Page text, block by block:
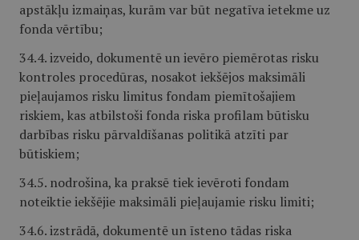
apstākļu izmaiņas, kurām var būt negatīva ietekme uz
fonda vērtību;
34.4. izveido, dokumentē un ievēro piemērotas risku
kontroles procedūras, nosakot iekšējos maksimāli
pieļaujamos risku limitus fondam piemītošajiem
riskiem, kas atbilstoši fonda riska profilam būtisku
darbības risku pārvaldīšanas politikā atzīti par
būtiskiem;
34.5. nodrošina, ka praksē tiek ievēroti fondam
noteiktie iekšējie maksimāli pieļaujamie risku limiti;
34.6. izstrādā, dokumentē un īsteno tādas riska